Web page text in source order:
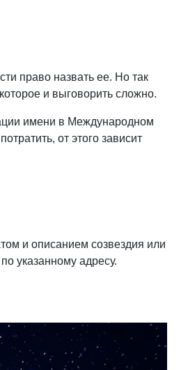
право назвать ее. Но так
и выговорить сложно.
имени в Международном
от этого зависит
и описанием созвездия или
указанному адресу.